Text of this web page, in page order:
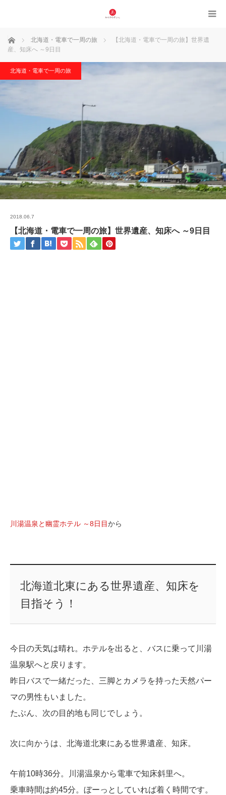
ホーム 北海道・電車で一周の旅
【北海道・電車で一周の旅】世界遺
産、知床へ ～9日目
北海道・電車で一周の旅
2018.06.7
【北海道・電車で一周の旅】世界遺産、知床へ ～9日目
川湯温泉と幽霊ホテル ～8日目から
北海道北東にある世界遺産、知床を
目指そう！
今日の天気は晴れ。ホテルを出ると、バスに乗って川湯
温泉駅へと戻ります。
昨日バスで一緒だった、三脚とカメラを持った天然パー
マの男性もいました。
たぶん、次の目的地も同じでしょう。
次に向かうは、北海道北東にある世界遺産、知床。
午前10時36分。川湯温泉から電車で知床斜里へ。
乗車時間は約45分。ぼーっとしていれば着く時間です。